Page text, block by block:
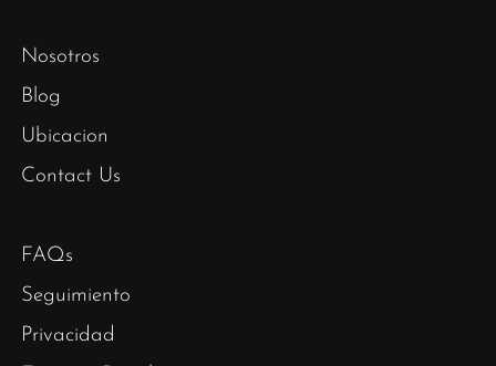
Nosotros
Blog
Ubicacion
Contact Us
FAQs
Seguimiento
Privacidad